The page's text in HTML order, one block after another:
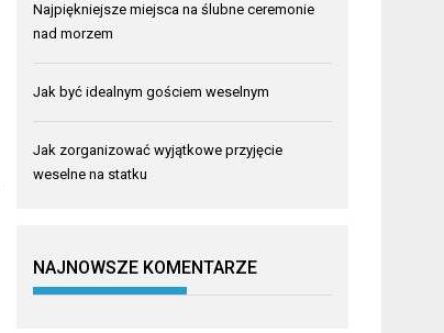
Najpiękniejsze miejsca na ślubne ceremonie
nad morzem
Jak być idealnym gościem weselnym
Jak zorganizować wyjątkowe przyjęcie
weselne na statku
NAJNOWSZE KOMENTARZE